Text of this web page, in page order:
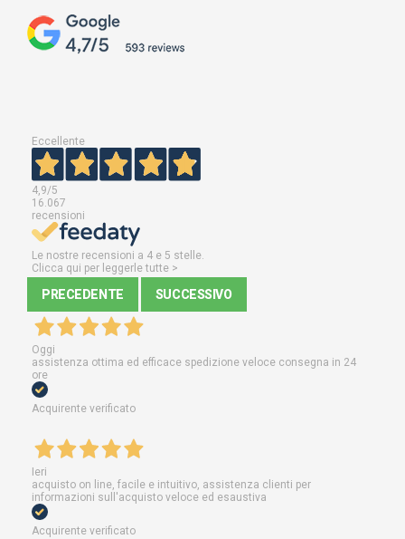
Eccellente
4,9/5
16.067
recensioni
Le nostre recensioni a 4 e 5 stelle.
Clicca qui per leggerle tutte >
PRECEDENTE SUCCESSIVO
Oggi
assistenza ottima ed efficace spedizione veloce consegna in 24
ore
Acquirente verificato
Ieri
acquisto on line, facile e intuitivo, assistenza clienti per
informazioni sull'acquisto veloce ed esaustiva
Acquirente verificato